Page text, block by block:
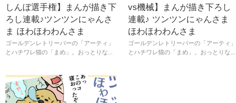
しんぼ選手権】まんが描き下
ろし連載♪ツンツンにゃんさ
ま ほわほわわんさま
ゴールデンレトリーバーの「アーティ」
とハチワレ猫の「まめ」。おっとりな...
vs機械】まんが描き下ろし
連載♪ ツンツンにゃんさま
ほわほわわんさま
ゴールデンレトリーバーの「アーティ」
とハチワレ猫の「まめ」。おっとりな...